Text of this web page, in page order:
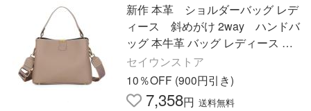
新作 本革 ショルダーバッグ レデ
ィース 斜めがけ 2way ハンドバ
ッグ 本牛革 バッグ レディース シ
ョルダーバッグ 斜めがけ ななめ掛
け 肩がけ バッグ
セイウンストア
10％OFF (900円引き)
7,358円 送料無料